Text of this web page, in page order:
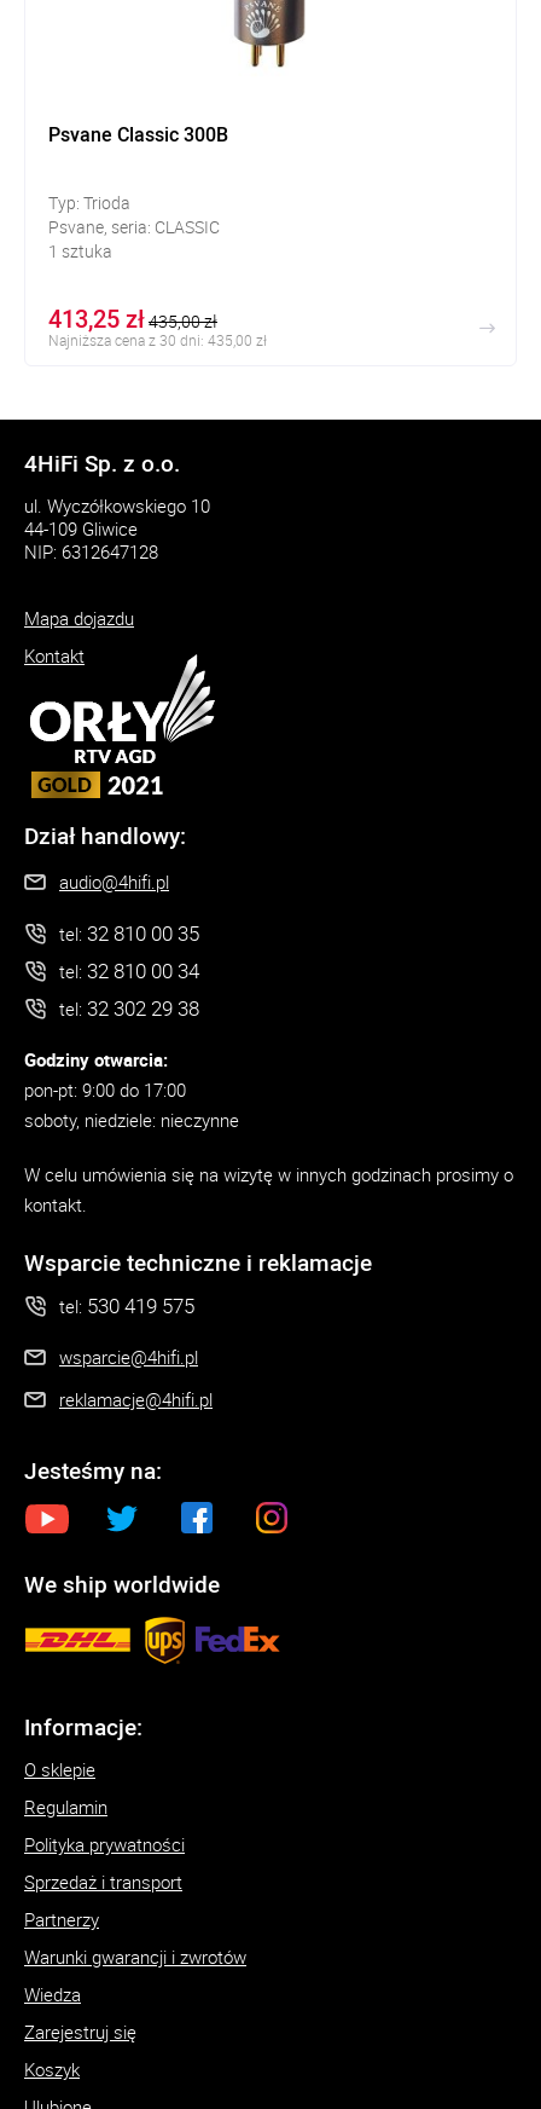
Psvane Classic 300B
Typ: Trioda
Psvane, seria: CLASSIC
1 sztuka
413,25 zł435,00 zł
Najniższa cena z 30 dni: 435,00 zł
4HiFi Sp. z o.o.
ul. Wyczółkowskiego 10
44-109 Gliwice
NIP: 6312647128
Mapa dojazdu
Kontakt
Dział handlowy:
audio@4hifi.pl
tel: 32 810 00 35
tel: 32 810 00 34
tel: 32 302 29 38
Godziny otwarcia:
pon-pt: 9:00 do 17:00
soboty, niedziele: nieczynne
W celu umówienia się na wizytę w innych godzinach prosimy o
kontakt.
Wsparcie techniczne i reklamacje
tel: 530 419 575
wsparcie@4hifi.pl
reklamacje@4hifi.pl
Jesteśmy na:
We ship worldwide
Informacje:
O sklepie
Regulamin
Polityka prywatności
Sprzedaż i transport
Partnerzy
Warunki gwarancji i zwrotów
Wiedza
Zarejestruj się
Koszyk